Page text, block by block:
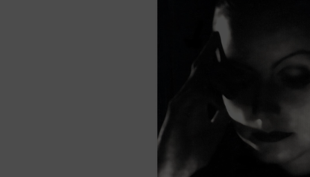
Cámaras disc
Cámaras instantáneas
Cámaras réflex de 2
objetivos
Cámaras réflex de
Cámaras telemétricas